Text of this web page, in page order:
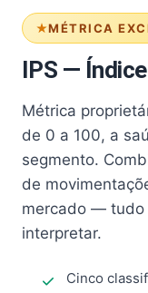
MÉTRICA
IPS —
Métrica
de 0 a 100, a
segmento.
de
mercado — tudo
interpretar.
Cinco